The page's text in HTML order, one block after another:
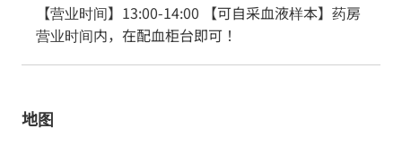
【营业时间】13:00-14:00 【可自采血液样本】药房
营业时间内，在配血柜台即可！
地图